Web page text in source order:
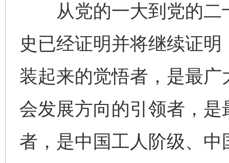
从党的一大到党的二
史已经证明并将继续证
装起来的觉悟者，是最
会发展方向的引领者，
者，是中国工人阶级、